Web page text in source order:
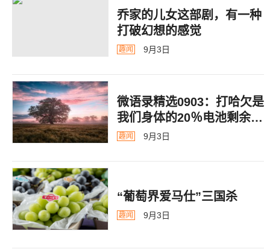
乔家的儿女这部剧，有一种
打破幻想的感觉
趣闻 9月3日
微语录精选0903：打哈欠是
我们身体的20％电池剩余警
告
趣闻 9月3日
“葡萄界爱马仕”三国杀
趣闻 9月3日